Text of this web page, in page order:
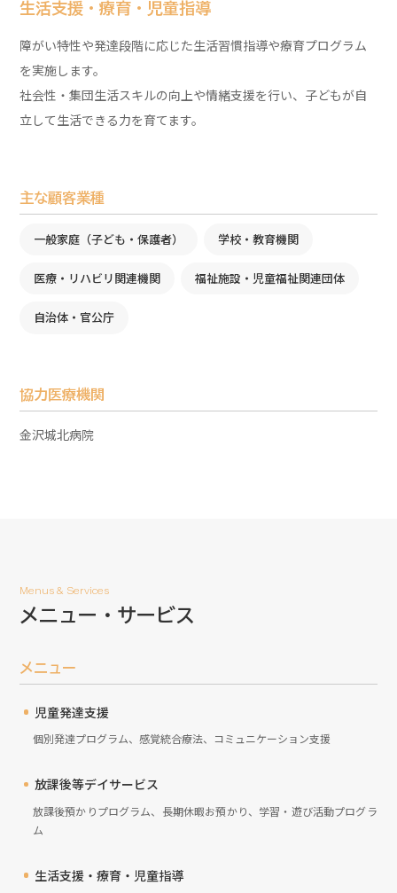
生活支援・療育・児童指導
障がい特性や発達段階に応じた生活習慣指導や療育プログラム
を実施します。
社会性・集団生活スキルの向上や情緒支援を行い、子どもが自
立して生活できる力を育てます。
主な顧客業種
一般家庭（子ども・保護者） 学校・教育機関
医療・リハビリ関連機関 福祉施設・児童福祉関連団体
自治体・官公庁
協力医療機関
金沢城北病院
Menus & Services
メニュー・サービス
メニュー
児童発達支援
個別発達プログラム、感覚統合療法、コミュニケーション支援
放課後等デイサービス
放課後預かりプログラム、長期休暇お預かり、学習・遊び活動プログラ
ム
生活支援・療育・児童指導